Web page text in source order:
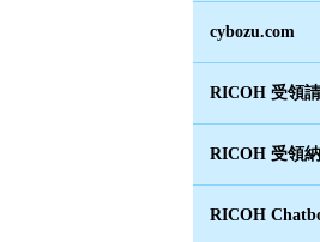
cybozu.com
RICOH 受領
RICOH 受領
RICOH